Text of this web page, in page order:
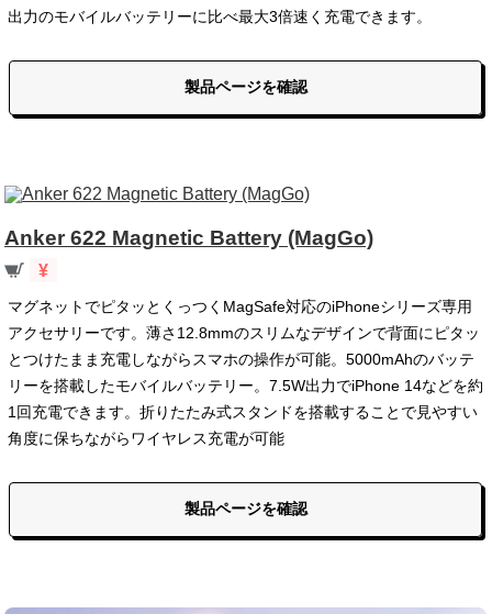
出力のモバイルバッテリーに比べ最大3倍速く充電できます。
製品ページを確認
Anker 622 Magnetic Battery (MagGo)
¥
マグネットでピタッとくっつくMagSafe対応のiPhoneシリーズ専用
アクセサリーです。薄さ12.8mmのスリムなデザインで背面にピタッ
とつけたまま充電しながらスマホの操作が可能。5000mAhのバッテ
リーを搭載したモバイルバッテリー。7.5W出力でiPhone 14などを約
1回充電できます。折りたたみ式スタンドを搭載することで見やすい
角度に保ちながらワイヤレス充電が可能
製品ページを確認